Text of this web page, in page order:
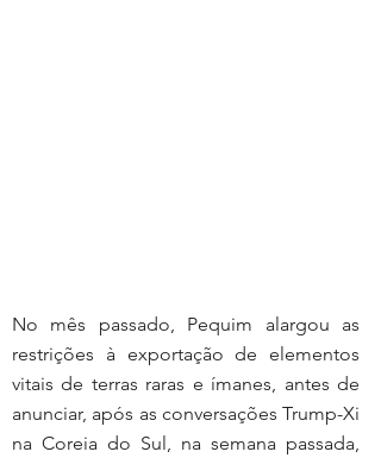
No mês passado, Pequim alargou as
restrições à exportação de elementos
vitais de terras raras e ímanes, antes de
anunciar, após as conversações Trump-Xi
na Coreia do Sul, na semana passada,